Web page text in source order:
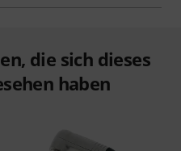
die sich dieses
haben